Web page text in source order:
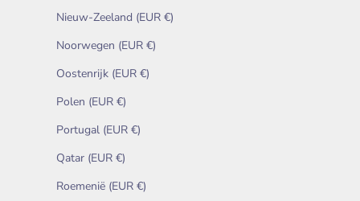
Nieuw-Zeeland (EUR €)
Noorwegen (EUR €)
Oostenrijk (EUR €)
Polen (EUR €)
Portugal (EUR €)
Qatar (EUR €)
Roemenië (EUR €)